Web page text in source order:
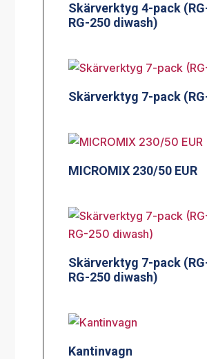
Skärverktyg 4-pack
RG-250 diwash)
Skärverktyg 7-pack
MICROMIX 230/50 EUR
Skärverktyg 7-pack
RG-250 diwash)
Kantinvagn